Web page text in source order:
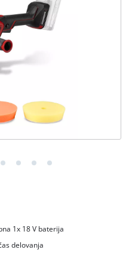
1x 18 V baterija
delovanja